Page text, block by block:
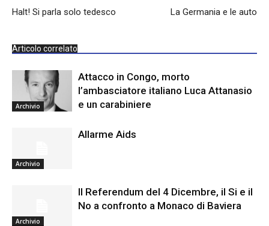
Halt! Si parla solo tedesco La Germania e le auto
Articolo correlato
Archivio
Attacco in Congo, morto
l’ambasciatore italiano Luca Attanasio
e un carabiniere
Archivio
Allarme Aids
Archivio
Il Referendum del 4 Dicembre, il Si e il
No a confronto a Monaco di Baviera